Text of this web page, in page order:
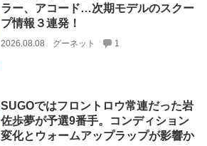
ラー、アコード…次期モデルのスクー
プ情報３連発！
2026.08.08 グーネット 1
SUGOではフロントロウ常連だった岩
佐歩夢が予選9番手。コンディション
変化とウォームアップラップが影響か